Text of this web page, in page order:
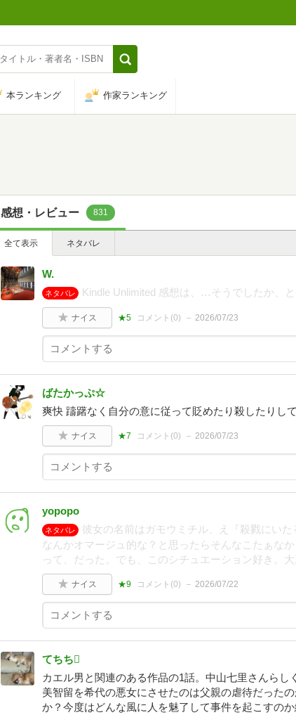
本ランキング 作家ランキング
感想・レビュー 831
全て表示 ネタバレ
W.
ネタバレ Kindle Unlimited 感想は、…そうでしたか、と
ナイス ★5 コメント(0) 2026/07/23
ばたかっぷ☆
爽快 躊躇なく自分の意に従って貶めたり殺したりし
ナイス ★7 コメント(0) 2026/07/23
yopopo
ネタバレ
彼女の名前はガモウミチル、え『殺戮にいた
なんかオマージュ的な？と思ったらそんなこたぁな
って、だった。でも、このシチュエーション好き。
ナイス ★9 コメント(0) 2026/07/22
てちち
カエル男と関連のある作品の1話。中山七里さんらし
美智留を希代の悪女にさせたのは父親の虐待だった
か？今度はどんな風に人を魅了して事件を起こすのか